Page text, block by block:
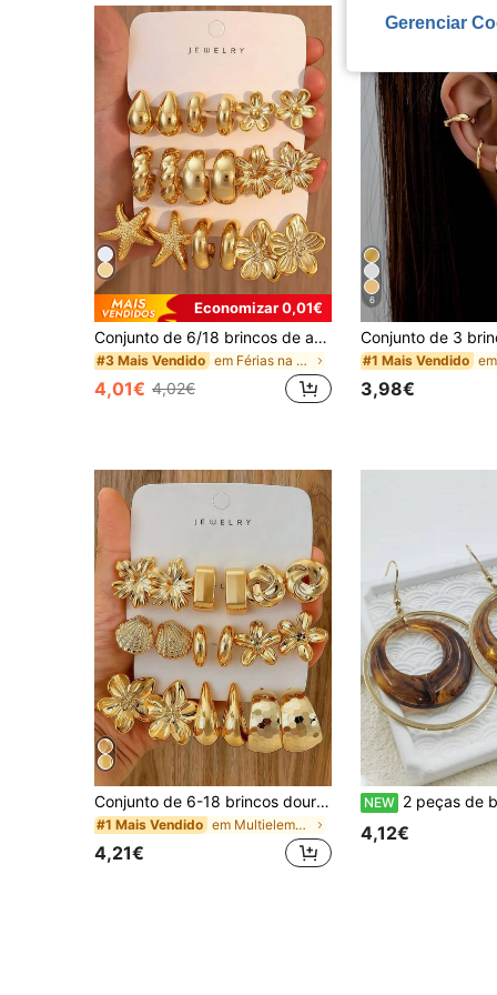
Economizar 0,01€
Conjunto de 6/18 brincos de argola torcidos em formato de estrela-do-mar grande dourada, flores sortidas e gota d'água lisa em formato de C. O presente perfeito para amigos e familiares.
#3 Mais Vendido em Férias na praia Brincos Femininos
4,01€ 4,02€
6
#1 Mais Vendido
3,98€
Conjunto de 6-18 brincos dourados para mulher, moda para festa, viagens e férias, presente de noivado, adequado para várias ocasiões, feito de material composto CCB hipoalergénico e resistente ao desbotamento, presente para ela
#1 Mais Vendido em Multielemento Brincos Femininos
4,21€
NEW 2 peças de brincos elegantes de resina multicoloridos para mulher
4,12€
Gerenciar